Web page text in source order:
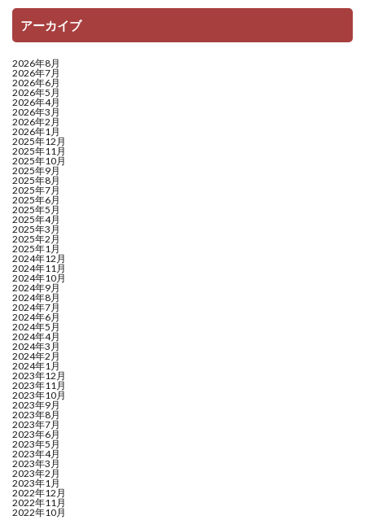
アーカイブ
2026年8月
2026年7月
2026年6月
2026年5月
2026年4月
2026年3月
2026年2月
2026年1月
2025年12月
2025年11月
2025年10月
2025年9月
2025年8月
2025年7月
2025年6月
2025年5月
2025年4月
2025年3月
2025年2月
2025年1月
2024年12月
2024年11月
2024年10月
2024年9月
2024年8月
2024年7月
2024年6月
2024年5月
2024年4月
2024年3月
2024年2月
2024年1月
2023年12月
2023年11月
2023年10月
2023年9月
2023年8月
2023年7月
2023年6月
2023年5月
2023年4月
2023年3月
2023年2月
2023年1月
2022年12月
2022年11月
2022年10月